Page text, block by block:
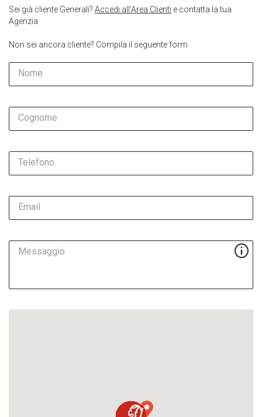
Sei già cliente Generali? Accedi all’Area Clienti e contatta la tua
Agenzia
Non sei ancora cliente? Compila il seguente form
Nome
Cognome
Telefono
Email
Messaggio